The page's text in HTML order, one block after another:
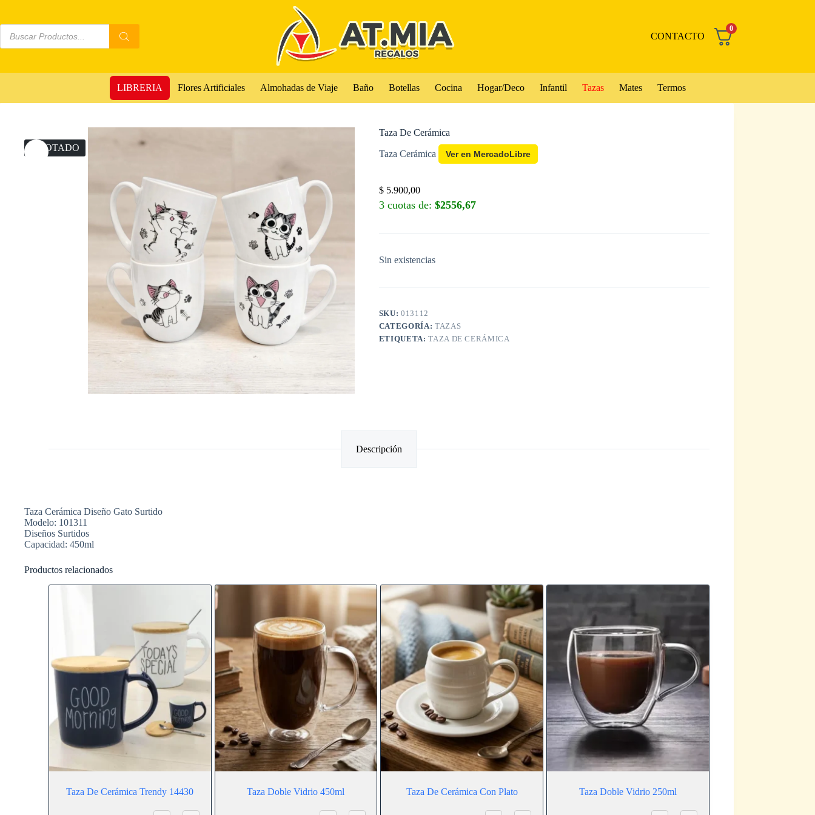
CONTACTO
0
LIBRERIA Flores Artificiales Almohadas de Viaje Baño Botellas Cocina Hogar/Deco Infantil Tazas Mates Termos
AGOTADO
Taza De Cerámica
Taza Cerámica Ver en MercadoLibre
$5.900,00
3 cuotas de: $2556,67
Sin existencias
SKU:013112
CATEGORÍA: TAZAS
ETIQUETA:TAZA DE CERÁMICA
Descripción
Taza Cerámica Diseño Gato Surtido
Modelo: 101311
Diseños Surtidos
Capacidad: 450ml
Productos relacionados
Taza De Cerámica Trendy 14430 Taza Doble Vidrio 450ml Taza De Cerámica Con Plato Taza Doble Vidrio 250ml